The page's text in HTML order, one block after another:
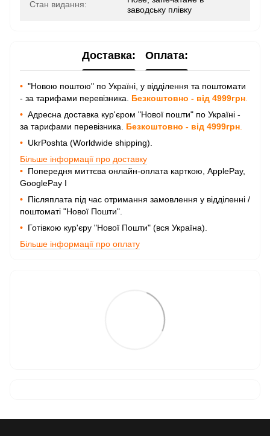
Стан видання:
заводську плівку
Доставка: Оплата:
• "Новою поштою" по Україні, у відділення та поштомати
- за тарифами перевізника. Безкоштовно - від 4999грн
• Адресна доставка кур'єром "Нової пошти" по Україні -
за тарифами перевізника. Безкоштовно - від 4999грн
• UkrPoshta (Worldwide shipping).
Більше інформації про доставку
• Попередня миттєва онлайн-оплата карткою, ApplePay,
GooglePay I
• Післяплата під час отримання замовлення у відділенні /
поштоматі "Нової Пошти".
• Готівкою кур'єру "Нової Пошти" (вся Україна).
Більше інформації про оплату